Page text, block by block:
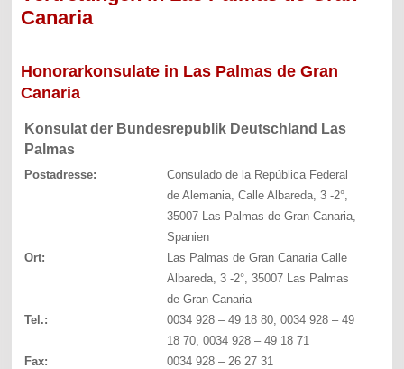
Canaria
Honorarkonsulate in Las Palmas de Gran
Canaria
Konsulat der Bundesrepublik Deutschland Las
Palmas
Postadresse:
Consulado de la República Federal
de Alemania, Calle Albareda, 3 -2°,
35007 Las Palmas de Gran Canaria,
Spanien
Ort:
Las Palmas de Gran Canaria Calle
Albareda, 3 -2°, 35007 Las Palmas
de Gran Canaria
Tel.:
0034 928 – 49 18 80, 0034 928 – 49
18 70, 0034 928 – 49 18 71
Fax:
0034 928 – 26 27 31